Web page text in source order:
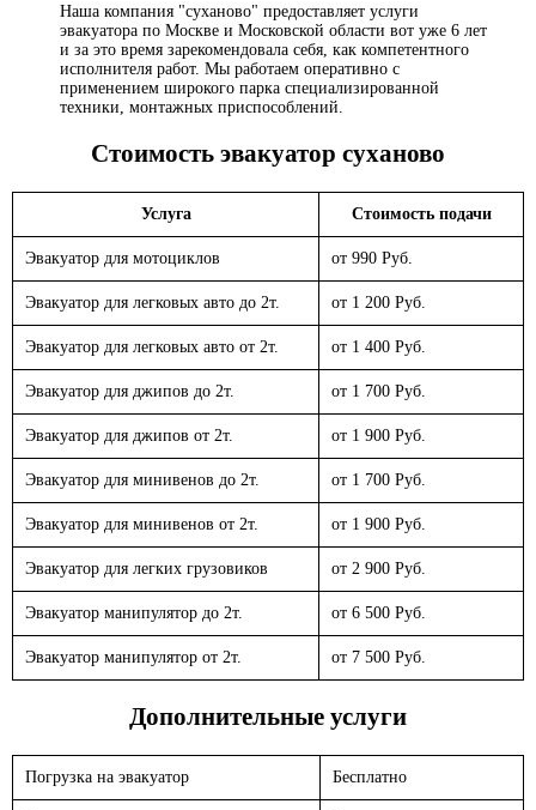
Наша компания "суханово" предоставляет услуги
эвакуатора по Москве и Московской области вот уже 6 лет
и за это время зарекомендовала себя, как компетентного
исполнителя работ. Мы работаем оперативно с
применением широкого парка специализированной
техники, монтажных приспособлений.
Стоимость эвакуатор суханово
Услуга Стоимость подачи
Эвакуатор для мотоциклов от 990 Руб.
Эвакуатор для легковых авто до 2т. от 1 200 Руб.
Эвакуатор для легковых авто от 2т. от 1 400 Руб.
Эвакуатор для джипов до 2т. от 1 700 Руб.
Эвакуатор для джипов от 2т. от 1 900 Руб.
Эвакуатор для минивенов до 2т. от 1 700 Руб.
Эвакуатор для минивенов от 2т. от 1 900 Руб.
Эвакуатор для легких грузовиков от 2 900 Руб.
Эвакуатор манипулятор до 2т. от 6 500 Руб.
Эвакуатор манипулятор от 2т. от 7 500 Руб.
Дополнительные услуги
Погрузка на эвакуатор Бесплатно